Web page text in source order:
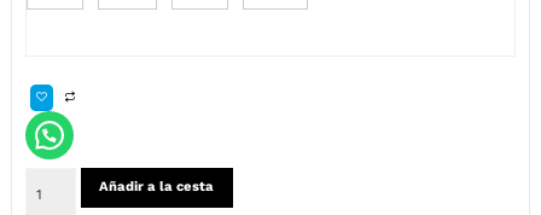
Añadir a la cesta